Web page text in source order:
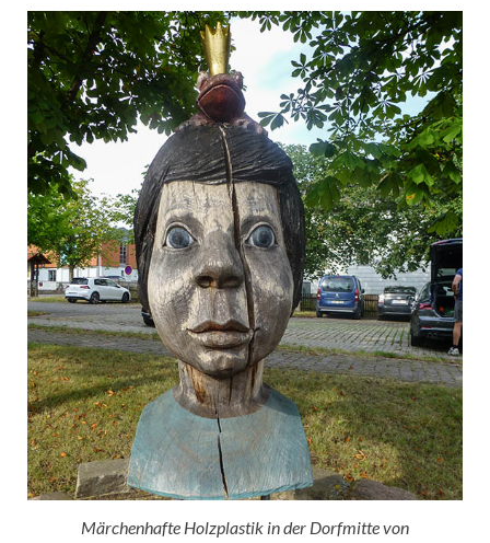
Märchenhafte Holzplastik in der Dorfmitte von